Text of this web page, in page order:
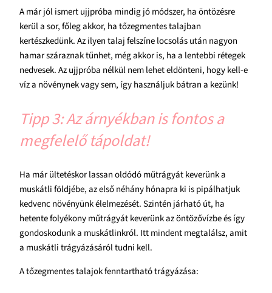
A már jól ismert ujjpróba mindig jó módszer, ha öntözésre
kerül a sor, főleg akkor, ha tőzegmentes talajban
kertészkedünk. Az ilyen talaj felszíne locsolás után nagyon
hamar száraznak tűnhet, még akkor is, ha a lentebbi rétegek
nedvesek. Az ujjpróba nélkül nem lehet eldönteni, hogy kell-e
víz a növénynek vagy sem, így használjuk bátran a kezünk!
Tipp 3: Az árnyékban is fontos a
megfelelő tápoldat!
Ha már ültetéskor lassan oldódó műtrágyát keverünk a
muskátli földjébe, az első néhány hónapra ki is pipálhatjuk
kedvenc növényünk élelmezését. Szintén járható út, ha
hetente folyékony műtrágyát keverünk az öntözővízbe és így
gondoskodunk a muskátlinkról. Itt mindent megtalálsz, amit
a muskátli trágyázásáról tudni kell.
A tőzegmentes talajok fenntartható trágyázása: